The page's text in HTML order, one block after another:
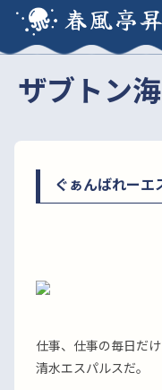
春風亭
ザブトン
ぐぁんばれーエ
仕事、仕事の毎日だ
清水エスパルスだ。